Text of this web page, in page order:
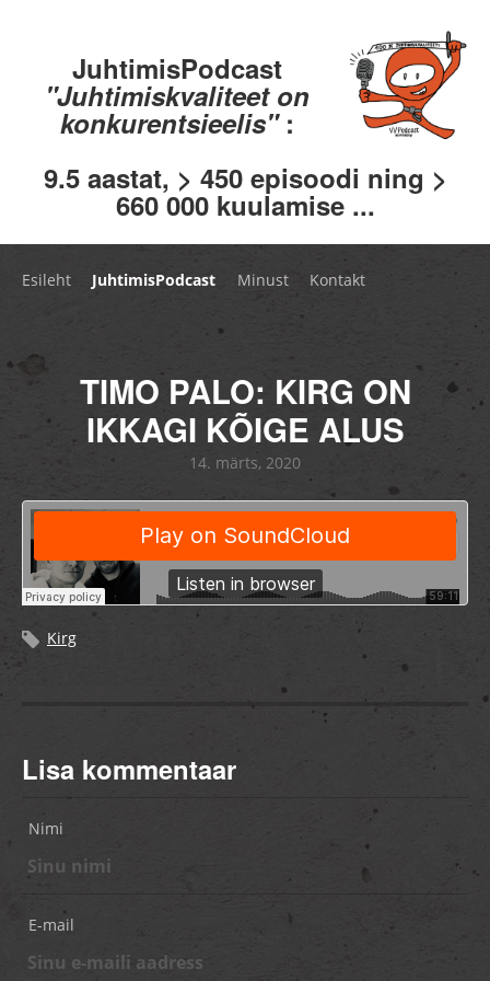
JuhtimisPodcast
"Juhtimiskvaliteet on
konkurentsieelis" :
9.5 aastat, > 450 episoodi ning >
660 000 kuulamise ...
Esileht JuhtimisPodcast Minust Kontakt
TIMO PALO: KIRG ON
IKKAGI KÕIGE ALUS
14. märts, 2020
Kirg
Lisa kommentaar
Nimi
E-mail